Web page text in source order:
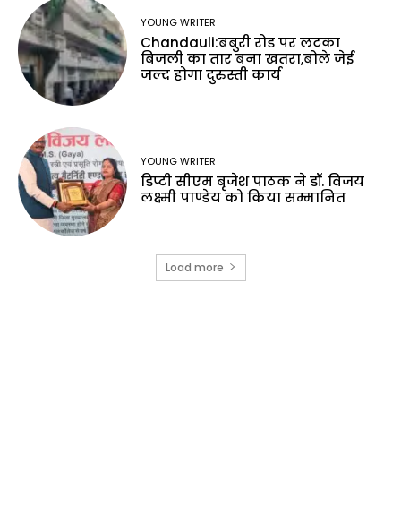
YOUNG WRITER
Chandauli:बबुरी रोड पर लटका
बिजली का तार बना खतरा,बोले जेई
जल्द होगा दुरुस्ती कार्य
YOUNG WRITER
डिप्टी सीएम बृजेश पाठक ने डॉ. विजय
लक्ष्मी पाण्डेय को किया सम्मानित
Load more